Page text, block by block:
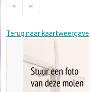
»
»|
Terug naar kaartweergave